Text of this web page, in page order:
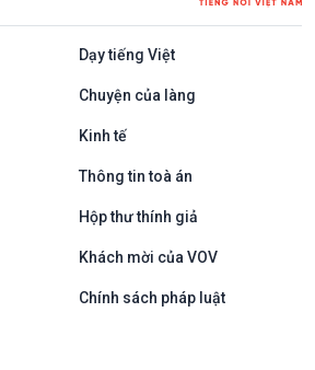
Dạy tiếng Việt
Chuyện của làng
Kinh tế
Thông tin toà án
Hộp thư thính giả
Khách mời của VOV
Chính sách pháp luật